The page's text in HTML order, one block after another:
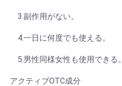
3.副作用がない。
4.一日に何度でも使える。
5.男性同様女性も使用できる。
アクティブOTC成分